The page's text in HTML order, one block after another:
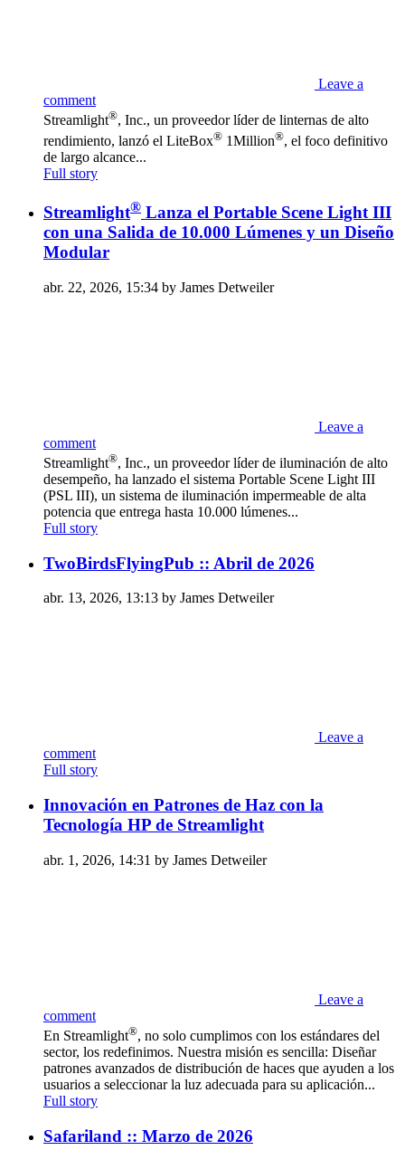
Leave a
comment
Streamlight®, Inc., un proveedor líder de linternas de alto
rendimiento, lanzó el LiteBox® 1Million®, el foco definitivo
de largo alcance...
Full story
Streamlight® Lanza el Portable Scene Light III
con una Salida de 10.000 Lúmenes y un Diseño
Modular
abr. 22, 2026, 15:34 by James Detweiler
Leave a
comment
Streamlight®, Inc., un proveedor líder de iluminación de alto
desempeño, ha lanzado el sistema Portable Scene Light III
(PSL III), un sistema de iluminación impermeable de alta
potencia que entrega hasta 10.000 lúmenes...
Full story
TwoBirdsFlyingPub :: Abril de 2026
abr. 13, 2026, 13:13 by James Detweiler
Leave a
comment
Full story
Innovación en Patrones de Haz con la
Tecnología HP de Streamlight
abr. 1, 2026, 14:31 by James Detweiler
Leave a
comment
En Streamlight®, no solo cumplimos con los estándares del
sector, los redefinimos. Nuestra misión es sencilla: Diseñar
patrones avanzados de distribución de haces que ayuden a los
usuarios a seleccionar la luz adecuada para su aplicación...
Full story
Safariland :: Marzo de 2026